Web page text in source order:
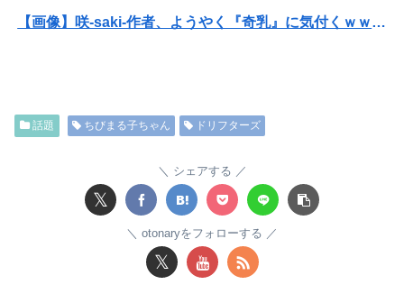
【画像】咲-saki-作者、ようやく『奇乳』に気付くｗｗｗｗ
話題 ちびまる子ちゃん ドリフターズ
シェアする
𝕏
otonaryをフォローする
𝕏